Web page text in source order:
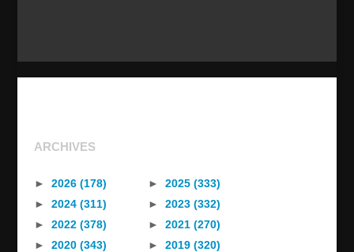
ARCHIVES
► 2026 (178) ►
2025 (333)
►
2024 (311) ►
2023 (332)
►
2022 (378) ►
2021 (270)
►
2020 (343) ►
2019 (320)